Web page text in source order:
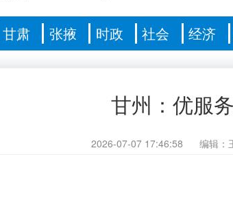
甘肃 张掖 时政 社会 经济
甘州：优服
2026-07-07 17:46:58 编辑：